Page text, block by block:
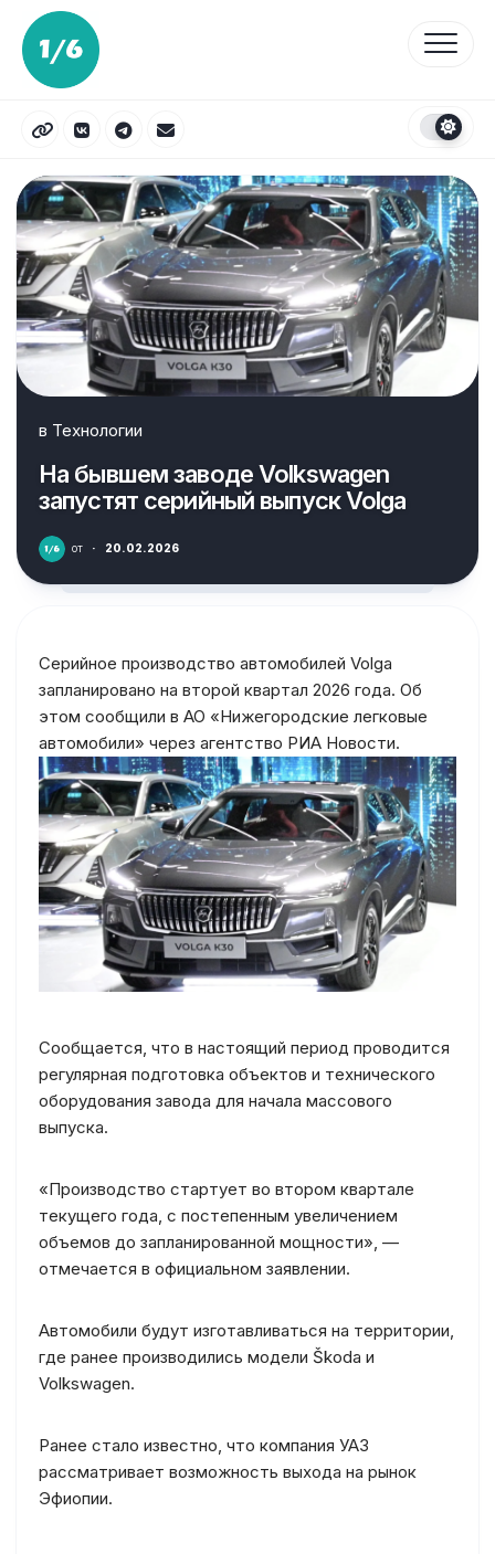
Перейти
содержанию
в Технологии
На бывшем заводе Volkswagen
запустят серийный выпуск Volga
от · 20.02.2026
Серийное производство автомобилей Volga
запланировано на второй квартал 2026 года. Об
этом сообщили в АО «Нижегородские легковые
автомобили» через агентство РИА Новости.
Сообщается, что в настоящий период проводится
регулярная подготовка объектов и технического
оборудования завода для начала массового
выпуска.
«Производство стартует во втором квартале
текущего года, с постепенным увеличением
объемов до запланированной мощности», —
отмечается в официальном заявлении.
Автомобили будут изготавливаться на территории,
где ранее производились модели Škoda и
Volkswagen.
Ранее стало известно, что компания УАЗ
рассматривает возможность выхода на рынок
Эфиопии.